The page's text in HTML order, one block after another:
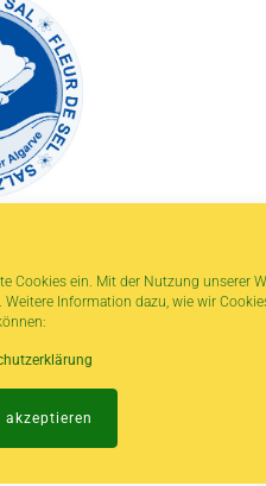
Cookies ein. Mit der Nutzung unserer
Information dazu, wie wir
akzeptieren
Deutschlands,
mit den
-AGB-Zahlungs- und